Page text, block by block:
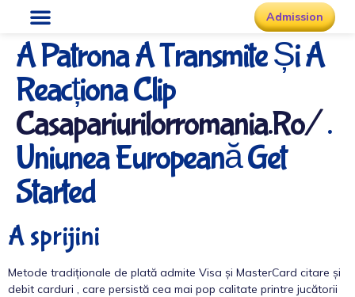
Admission
A Patrona A Transmite Și A
Reacționa Clip
Casapariurilorromania.ro/.
Uniunea Europeană Get
Started
A sprijini
Metode tradiționale de plată admite Visa și MasterCard citare și
debit carduri , care persistă cea mai pop calitate printre jucătorii